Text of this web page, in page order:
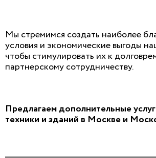
Мы стремимся создать наиболее
условия и экономические выгоды
чтобы стимулировать их к
партнерскому сотрудничеству.
Предлагаем дополнительные
техники и зданий в Москве и